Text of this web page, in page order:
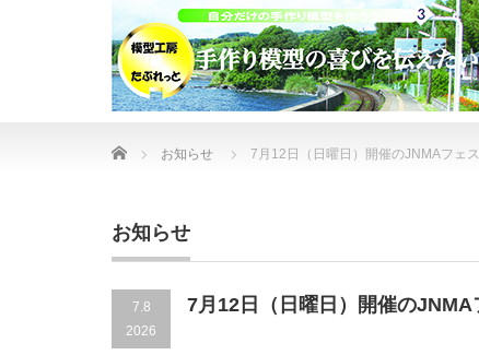
Home お知らせ 7月12日（日曜日）開催のJNMAフェ
お知らせ
7.8
2026
7月12日（日曜日）開催のJNMA